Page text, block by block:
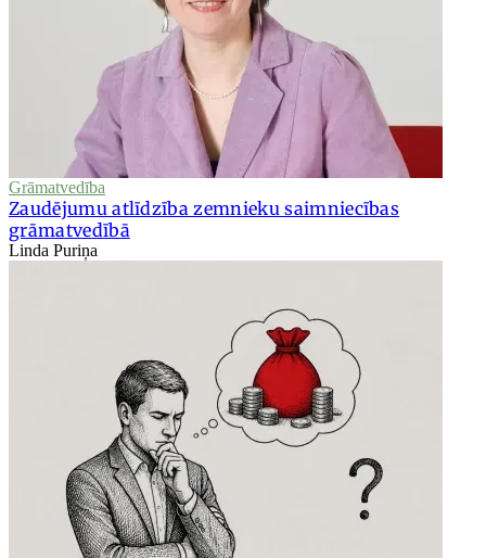
Grāmatvedība
Zaudējumu atlīdzība zemnieku saimniecības
grāmatvedībā
Linda Puriņa